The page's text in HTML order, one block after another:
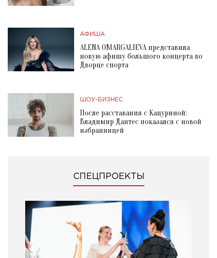
АФИША
ALENA OMARGALIEVA представила
новую афишу большого концерта во
Дворце спорта
ШОУ-БИЗНЕС
После расставания с Кацуриной:
Владимир Дантес показался с новой
избранницей
СПЕЦПРОЕКТЫ